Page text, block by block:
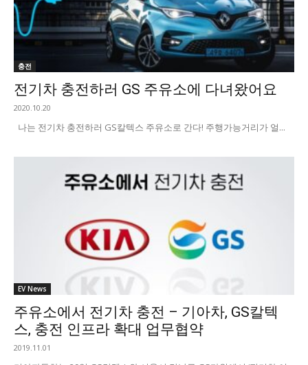
충전
전기차 충전하러 GS 주유소에 다녀왔어요
2020.10.20
나는 전기차 충전하러 GS칼텍스 주유소로 간다! 주행가능거리가 얼...
EV News
주유소에서 전기차 충전 – 기아차, GS칼텍
스, 충전 인프라 확대 업무협약
2019.11.01